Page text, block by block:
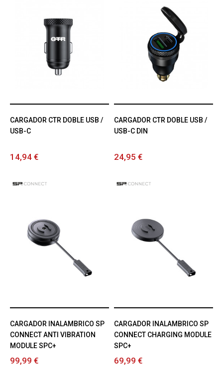
CARGADOR CTR DOBLE USB /
USB-C
14,94 €
CARGADOR CTR DOBLE USB /
USB-C DIN
24,95 €
CARGADOR INALAMBRICO SP
CONNECT ANTI VIBRATION
MODULE SPC+
99,99 €
CARGADOR INALAMBRICO SP
CONNECT CHARGING MODULE
SPC+
69,99 €